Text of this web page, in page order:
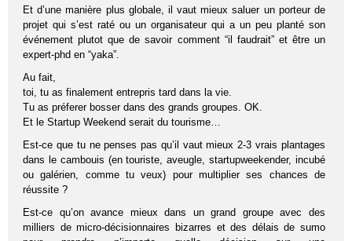
Et d’une manière plus globale, il vaut mieux saluer un porteur de
projet qui s’est raté ou un organisateur qui a un peu planté son
événement plutot que de savoir comment “il faudrait” et être un
expert-phd en “yaka”.
Au fait,
toi, tu as finalement entrepris tard dans la vie.
Tu as préferer bosser dans des grands groupes. OK.
Et le Startup Weekend serait du tourisme…
Est-ce que tu ne penses pas qu’il vaut mieux 2-3 vrais plantages
dans le cambouis (en touriste, aveugle, startupweekender, incubé
ou galérien, comme tu veux) pour multiplier ses chances de
réussite ?
Est-ce qu’on avance mieux dans un grand groupe avec des
milliers de micro-décisionnaires bizarres et des délais de sumo